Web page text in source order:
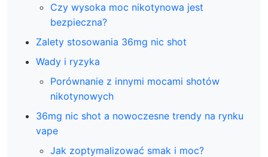
Czy wysoka moc nikotynowa jest
bezpieczna?
Zalety stosowania 36mg nic shot
Wady i ryzyka
Porównanie z innymi mocami shotów
nikotynowych
36mg nic shot a nowoczesne trendy na rynku
vape
Jak zoptymalizować smak i moc?